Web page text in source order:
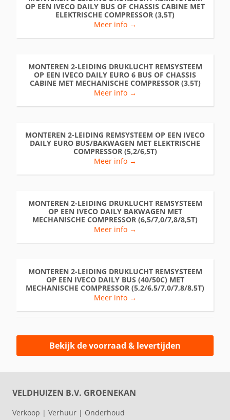
OP EEN IVECO DAILY BUS OF CHASSIS CABINE MET
ELEKTRISCHE COMPRESSOR (3,5T)
Meer info →
MONTEREN 2-LEIDING DRUKLUCHT REMSYSTEEM
OP EEN IVECO DAILY EURO 6 BUS OF CHASSIS
CABINE MET MECHANISCHE COMPRESSOR (3,5T)
Meer info →
MONTEREN 2-LEIDING REMSYSTEEM OP EEN IVECO
DAILY EURO BUS/BAKWAGEN MET ELEKTRISCHE
COMPRESSOR (5,2/6,5T)
Meer info →
MONTEREN 2-LEIDING DRUKLUCHT REMSYSTEEM
OP EEN IVECO DAILY BAKWAGEN MET
MECHANISCHE COMPRESSOR (6,5/7,0/7,8/8,5T)
Meer info →
MONTEREN 2-LEIDING DRUKLUCHT REMSYSTEEM
OP EEN IVECO DAILY BUS (40/50C) MET
MECHANISCHE COMPRESSOR (5,2/6,5/7,0/7,8/8,5T)
Meer info →
Bekijk de voorraad & levertijden
VELDHUIZEN B.V. GROENEKAN
Verkoop | Verhuur | Onderhoud